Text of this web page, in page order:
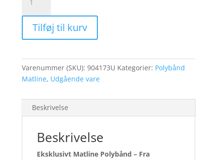
Matline
Cognac/Kobber
antalTilføj til kurv
Varenummer (SKU): 904173U Kategorier: Polybånd
Matline, Udgående vare
Beskrivelse
Beskrivelse
Eksklusivt Matline Polybånd – Fra